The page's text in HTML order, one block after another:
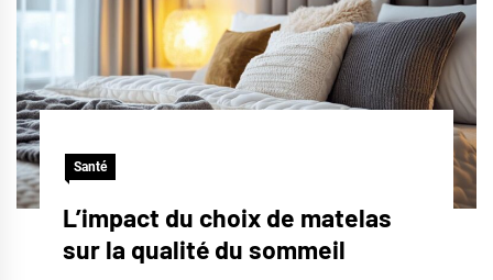
Santé
L’impact du choix de matelas
sur la qualité du sommeil